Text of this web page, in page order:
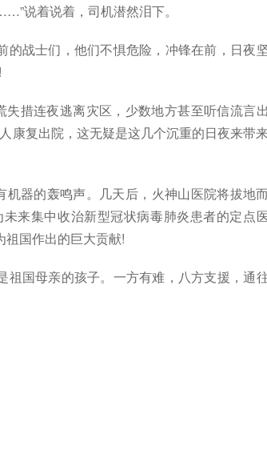
说着说着，司机潜然泪下。
战士们，他们不惧危险，冲锋在前，日夜
措连夜逃离灾区，少数地方甚至听信流言出
康复出院，这无疑是这几个沉重的日夜来带
器的轰鸣声。几天后，火神山医院将拔地而
来集中收治新型冠状病毒肺炎患者的定点
祖国作出的巨大贡献!
国母亲的孩子。一方有难，八方支援，通